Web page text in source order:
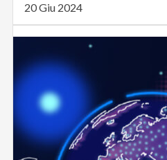
20 Giu 2024